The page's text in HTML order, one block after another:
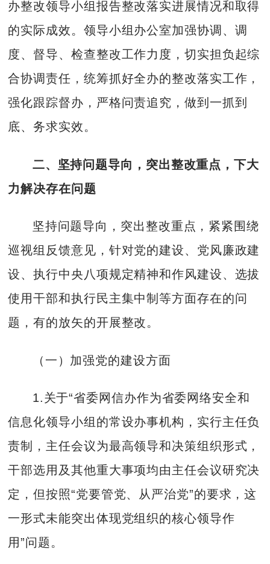
办整改领导小组报告整改落实进展情况和取得
的实际成效。领导小组办公室加强协调、调
度、督导、检查整改工作力度，切实担负起综
合协调责任，统筹抓好全办的整改落实工作，
强化跟踪督办，严格问责追究，做到一抓到
底、务求实效。
二、坚持问题导向，突出整改重点，下大
力解决存在问题
坚持问题导向，突出整改重点，紧紧围绕
巡视组反馈意见，针对党的建设、党风廉政建
设、执行中央八项规定精神和作风建设、选拔
使用干部和执行民主集中制等方面存在的问
题，有的放矢的开展整改。
（一）加强党的建设方面
1.关于“省委网信办作为省委网络安全和
信息化领导小组的常设办事机构，实行主任负
责制，主任会议为最高领导和决策组织形式，
干部选用及其他重大事项均由主任会议研究决
定，但按照“党要管党、从严治党”的要求，这
一形式未能突出体现党组织的核心领导作
用”问题。